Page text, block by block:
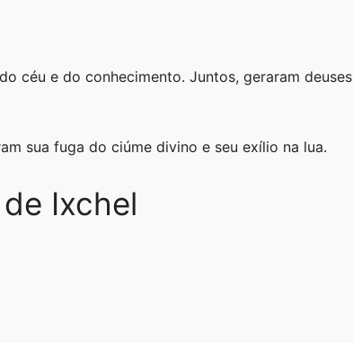
céu e do conhecimento. Juntos, geraram deuses
sua fuga do ciúme divino e seu exílio na lua.
Ixchel